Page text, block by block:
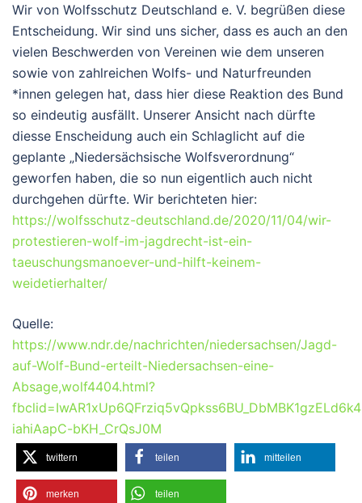
Wir von Wolfsschutz Deutschland e. V. begrüßen diese
Entscheidung. Wir sind uns sicher, dass es auch an den
vielen Beschwerden von Vereinen wie dem unseren
sowie von zahlreichen Wolfs- und Naturfreunden
*innen gelegen hat, dass hier diese Reaktion des Bund
so eindeutig ausfällt. Unserer Ansicht nach dürfte
diesse Enscheidung auch ein Schlaglicht auf die
geplante „Niedersächsische Wolfsverordnung“
geworfen haben, die so nun eigentlich auch nicht
durchgehen dürfte. Wir berichteten hier:
https://wolfsschutz-deutschland.de/2020/11/04/wir-
protestieren-wolf-im-jagdrecht-ist-ein-
taeuschungsmanoever-und-hilft-keinem-
weidetierhalter/
Quelle:
https://www.ndr.de/nachrichten/niedersachsen/Jagd-
auf-Wolf-Bund-erteilt-Niedersachsen-eine-
Absage,wolf4404.html?
iahiAapC-bKH_CrQsJ0M
twittern teilen mitteilen
merken teilen